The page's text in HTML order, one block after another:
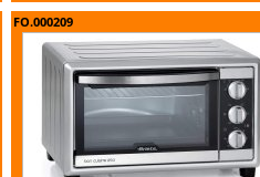
FO.000209